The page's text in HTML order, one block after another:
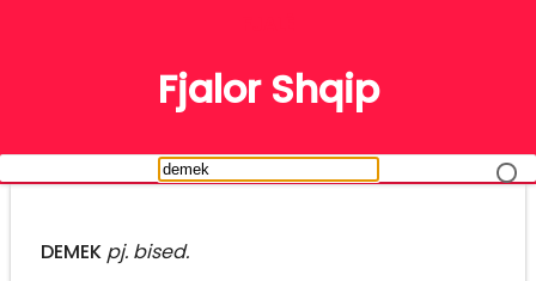
Fjalor Shqip
DEMEK pj. bised.